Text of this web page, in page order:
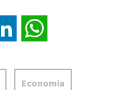
LinkedIn
Economia